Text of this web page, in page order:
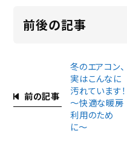
前後の記事
前の記事
冬のエアコン、
実はこんなに
汚れています！
～快適な暖房
利用のため
に〜